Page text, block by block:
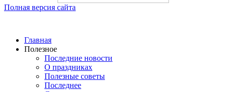
Полная версия сайта
Главная
Полезное
Последние новости
О праздниках
Полезные советы
Последнее